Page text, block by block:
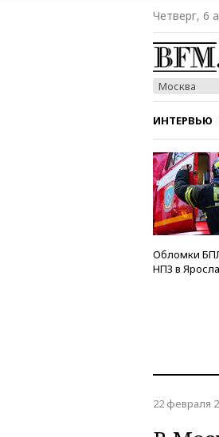
Четверг, 6
Москва
ИНТЕРВЬЮ
СТИЛЬ
Обломки
НПЗ в
22 февраля